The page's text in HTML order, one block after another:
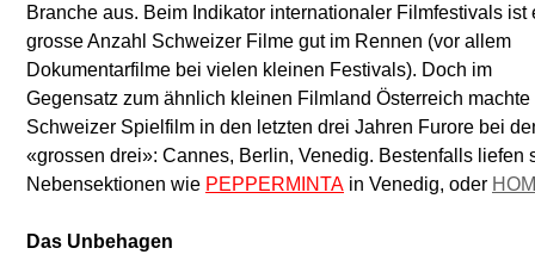
Branche aus. Beim Indikator internationaler Filmfestivals ist
grosse Anzahl Schweizer Filme gut im Rennen (vor allem
Dokumentarfilme bei vielen kleinen Festivals). Doch im
Gegensatz zum ähnlich kleinen Filmland Österreich machte
Schweizer Spielfilm in den letzten drei Jahren Furore bei
«grossen drei»: Cannes, Berlin, Venedig. Bestenfalls liefen
Nebensektionen wie PEPPERMINTA in Venedig, oder
Das Unbehagen